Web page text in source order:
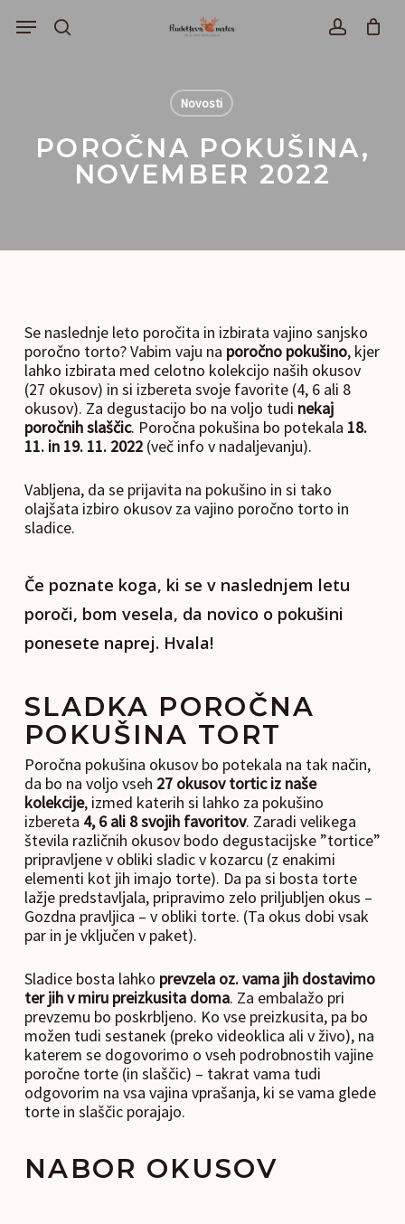
išči account
Menu
Novosti
POROČNA POKUŠINA,
NOVEMBER 2022
Se naslednje leto poročita in izbirata vajino sanjsko
poročno torto? Vabim vaju na poročno pokušino, kjer
lahko izbirata med celotno kolekcijo naših okusov
(27 okusov) in si izbereta svoje favorite (4, 6 ali 8
okusov). Za degustacijo bo na voljo tudi nekaj
poročnih slaščic. Poročna pokušina bo potekala 18.
11. in 19. 11. 2022(več info v nadaljevanju).
Vabljena, da se prijavita na pokušino in si tako
olajšata izbiro okusov za vajino poročno torto in
sladice.
Če poznate koga, ki se v naslednjem letu
poroči, bom vesela, da novico o pokušini
ponesete naprej. Hvala!
SLADKA POROČNA
POKUŠINA TORT
Poročna pokušina okusov bo potekala na tak način,
da bo na voljo vseh 27 okusov tortic iz naše
kolekcije, izmed katerih si lahko za pokušino
izbereta 4, 6 ali 8 svojih favoritov. Zaradi velikega
števila različnih okusov bodo degustacijske ”tortice”
pripravljene v obliki sladic v kozarcu (z enakimi
elementi kot jih imajo torte). Da pa si bosta torte
lažje predstavljala, pripravimo zelo priljubljen okus –
Gozdna pravljica – v obliki torte. (Ta okus dobi vsak
par in je vključen v paket).
Sladice bosta lahko prevzela oz. vama jih dostavimo
ter jih v miru preizkusita doma. Za embalažo pri
prevzemu bo poskrbljeno. Ko vse preizkusita, pa bo
možen tudi sestanek (preko videoklica ali v živo), na
katerem se dogovorimo o vseh podrobnostih vajine
poročne torte (in slaščic) – takrat vama tudi
odgovorim na vsa vajina vprašanja, ki se vama glede
torte in slaščic porajajo.
NABOR OKUSOV